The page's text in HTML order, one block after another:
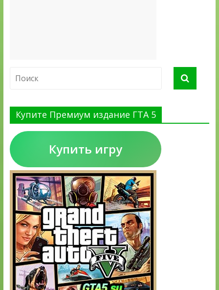
Купите Премиум издание ГТА 5
Купить игру